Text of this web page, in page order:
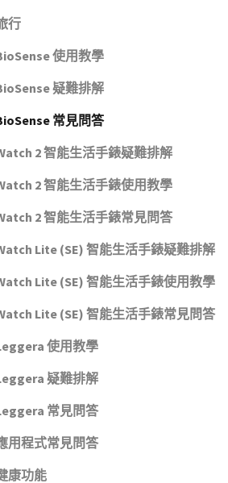
行
使用教學
疑難排解
常見問答
2 智能生活手錶疑難排解
2 智能生活手錶使用教學
2 智能生活手錶常見問答
Lite (SE) 智能生活手錶疑難排解
Lite (SE) 智能生活手錶使用教學
Lite (SE) 智能生活手錶常見問答
使用教學
疑難排解
常見問答
用程式常見問答
康功能